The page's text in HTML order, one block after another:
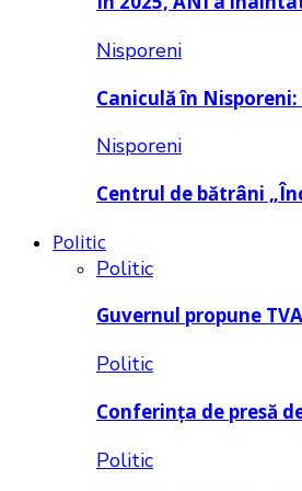
Nisporeni
Caniculă în
Nisporeni
Centrul de bătrâni
Politic
Politic
Guvernul propune
Politic
Conferința de presă
Politic